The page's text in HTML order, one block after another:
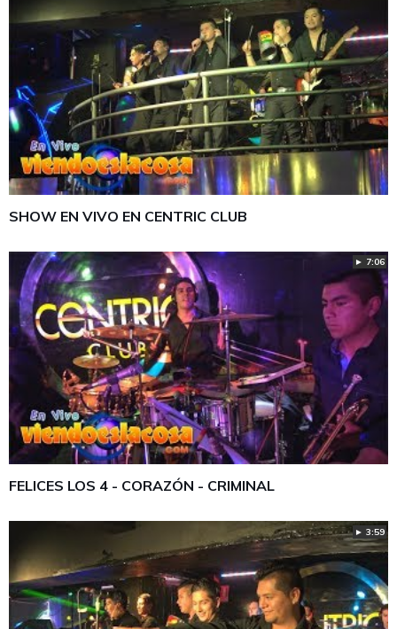
SHOW EN VIVO EN CENTRIC CLUB
► 7:06
FELICES LOS 4 - CORAZÓN - CRIMINAL
► 3:59